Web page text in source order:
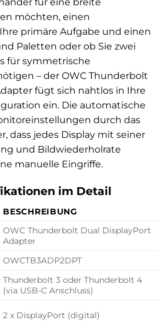
möchten, einen
primäre Aufgabe und einen
Paletten oder ob Sie zwei
für symmetrische
– der OWC Thunderbolt
fügt sich nahtlos in Ihre
ein. Die automatische
durch das
dass jedes Display mit seiner
und Bildwiederholrate
manuelle Eingriffe.
im Detail
BESCHREIBUNG
OWC Thunderbolt Dual DisplayPort
Adapter
OWCTB3ADP2DPT
Thunderbolt 3 oder Thunderbolt 4
(via USB-C Anschluss)
2 x DisplayPort (digital)